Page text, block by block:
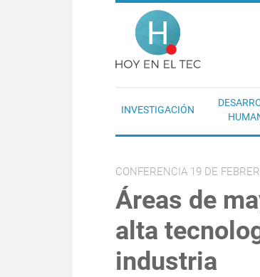
Pasar al contenido principal
INVESTIGACIÓN
CONFERENCIA 19 DE
Áreas de
alta
industria